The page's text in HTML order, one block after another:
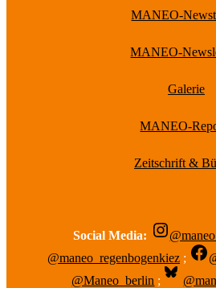
MANEO-
MANEO-
Galerie
MANEO-
Zeitschrift &
Social Media:
@maneo_regenbogenkiez ;
@Maneo_berlin ;